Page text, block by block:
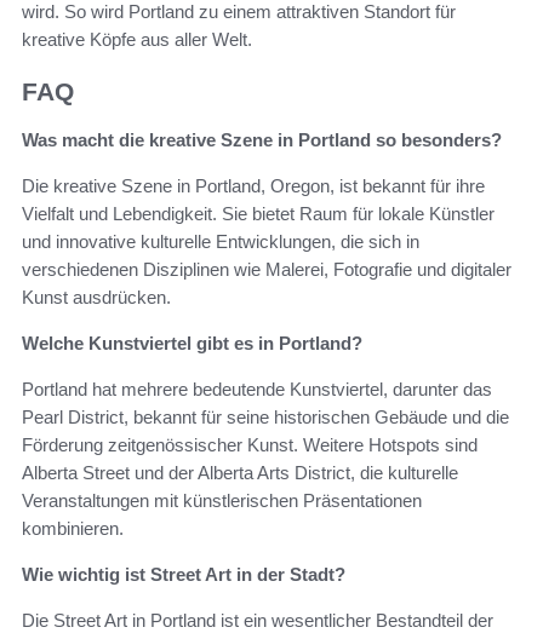
wird. So wird Portland zu einem attraktiven Standort für
kreative Köpfe aus aller Welt.
FAQ
Was macht die kreative Szene in Portland so besonders?
Die kreative Szene in Portland, Oregon, ist bekannt für ihre
Vielfalt und Lebendigkeit. Sie bietet Raum für lokale Künstler
und innovative kulturelle Entwicklungen, die sich in
verschiedenen Disziplinen wie Malerei, Fotografie und digitaler
Kunst ausdrücken.
Welche Kunstviertel gibt es in Portland?
Portland hat mehrere bedeutende Kunstviertel, darunter das
Pearl District, bekannt für seine historischen Gebäude und die
Förderung zeitgenössischer Kunst. Weitere Hotspots sind
Alberta Street und der Alberta Arts District, die kulturelle
Veranstaltungen mit künstlerischen Präsentationen
kombinieren.
Wie wichtig ist Street Art in der Stadt?
Die Street Art in Portland ist ein wesentlicher Bestandteil der